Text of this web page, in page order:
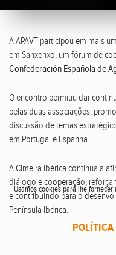
A APAVT participou em mais
em Sanxenxo, um fórum de
Confederación Española de
O encontro permitiu dar
pelas duas associações,
discussão de temas
em Portugal e Espanha.
A Cimeira Ibérica continua a
diálogo e cooperação,
e contribuindo para o
Península Ibérica.
Usamos cookies para lhe
POLÍTICA